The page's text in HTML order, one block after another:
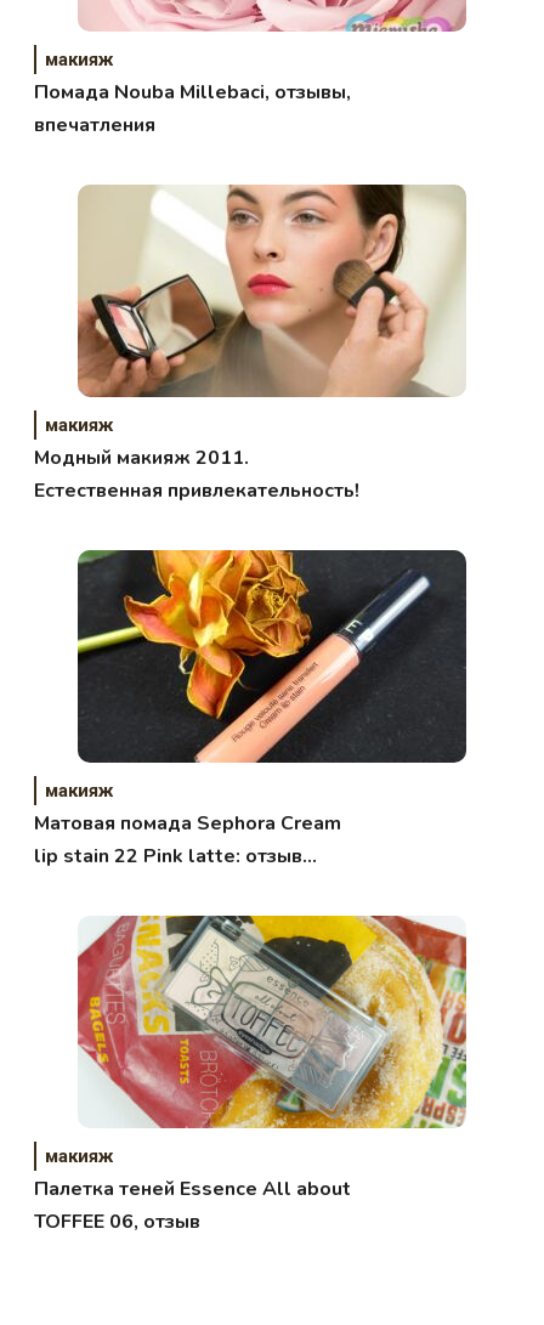
макияж
Помада Nouba Millebaci, отзывы,
впечатления
макияж
Модный макияж 2011.
Естественная привлекательность!
макияж
Матовая помада Sephora Cream
lip stain 22 Pink latte: отзыв
макияж
Палетка теней Essence All about
TOFFEE 06, отзыв